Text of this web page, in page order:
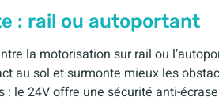
: rail ou autoportant
la motorisation sur rail ou
au sol et surmonte mieux les
le 24V offre une sécurité anti-